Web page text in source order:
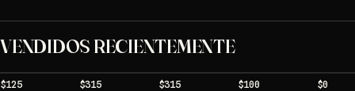
VENDIDOS RECIENTEMENTE
$125 $315 $315 $100 $0